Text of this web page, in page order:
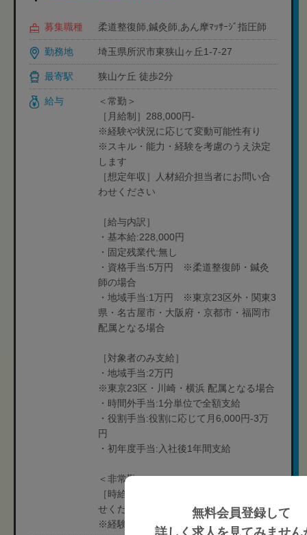
募集職種 柔道整復師,鍼灸師,あん摩ﾏｯｻｰｼﾞ指圧師
勤務地 埼玉県所沢市東狭山ヶ丘1-7-27
最寄駅 狭山ケ丘 徒歩2分
給与
＜常勤＞
［月給制］288,000円-
※経験や状況に応じて変動可能性有り
※スキル・能力・経験を考慮のうえ決定
します
［想定年収］人材紹介担当者にお問い合
わせください
［給与内訳］
・基本給:228,000円
・固定残業代:無し
・資格手当:5万円 ※柔道整復師・鍼灸
師の場合
・地域手当:1万円 ※東京23区外・関東3
県・名古屋市・大阪府・京都市・福岡市
配属となる場合
［対象者のみ支給］
・地域手当:2万円
※東京23区・川崎・横浜 配属となる場合
・時間外手当:1分単位で全額支給
・役割手当:役割に応じて月6,000円-3万
円
・初年度手当:入社後1年間支給
＜非常勤＞
［時給制］人材紹介担当者にお問い合わ
せください
※経験や状況に応じて変動可能性有り
無料会員登録して
詳しく求人を見てみません